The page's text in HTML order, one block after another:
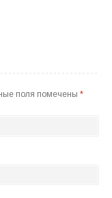
поля помечены*